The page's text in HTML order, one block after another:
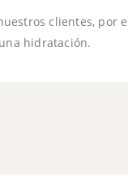
clientes, por
hidratación.